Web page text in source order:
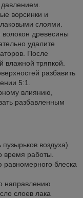
ворсинки и
слоями.
древесины
удалите
После
влажной тряпкой.
разбавить
5:1.
влиянию,
разбавленным
воздуха)
время работы.
блеска
направлению
слоев лака